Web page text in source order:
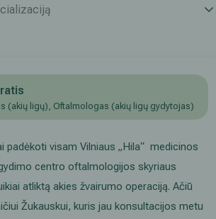
(akių ligų), Oftalmologas (akių ligų gydytojas)
padėkoti visam Vilniaus „Hila“ medicinos
centro oftalmologijos skyriaus
atliktą akies žvairumo operaciją. Ačiū
Žukauskui, kuris jau konsultacijos metu